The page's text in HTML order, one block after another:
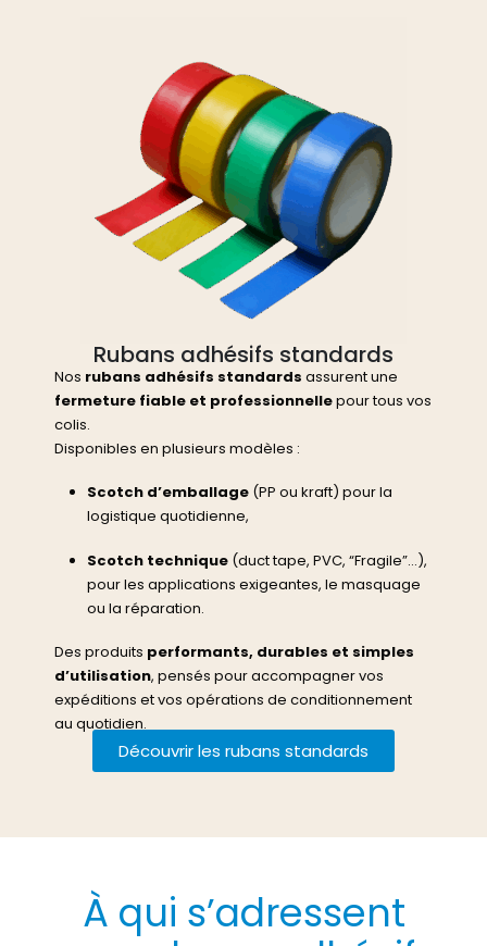
Rubans adhésifs standards
Nos rubans adhésifs standards assurent une
fermeture fiable et professionnellepour tous vos
colis.
Disponibles en plusieurs modèles :
Scotch d’emballage(PP ou kraft) pour la
logistique quotidienne,
Scotch technique(duct tape, PVC, “Fragile”…),
pour les applications exigeantes, le masquage
ou la réparation.
Des produits performants, durables et simples
d’utilisation, pensés pour accompagner vos
expéditions et vos opérations de conditionnement
au quotidien.
Découvrir les rubans standards
À qui s’adressent